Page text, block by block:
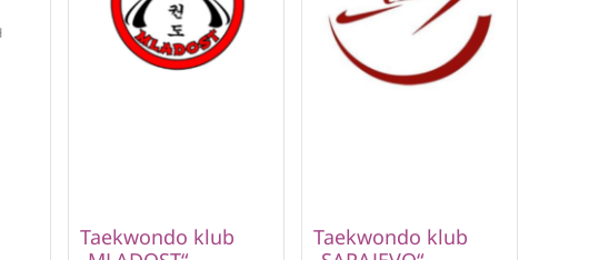
Taekwondo klub
Taekwondo klub